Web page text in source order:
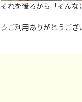
それを後ろから「そん
☆ご利用ありがとうご